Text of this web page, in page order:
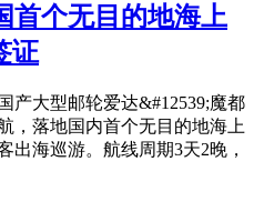
首个无目的地海上
证
产大型邮轮爱达&#12539;魔都
，落地国内首个无目的地海上
出海巡游。航线周期3天2晚，